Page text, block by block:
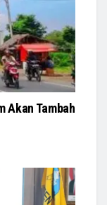
Akan Tambah